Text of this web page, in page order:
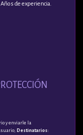
de experiencia.
y enviarle la
Destinatarios: